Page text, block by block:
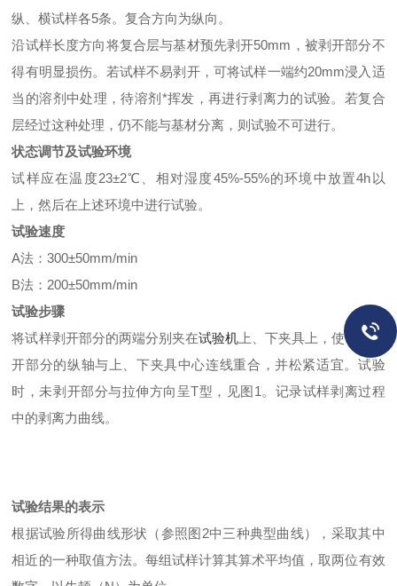
纵、横试样各5条。复合方向为纵向。
沿试样长度方向将复合层与基材预先剥开50mm，被剥开部分不
得有明显损伤。若试样不易剥开，可将试样一端约20mm浸入适
当的溶剂中处理，待溶剂*挥发，再进行剥离力的试验。若复合
层经过这种处理，仍不能与基材分离，则试验不可进行。
状态调节及试验环境
试样应在温度23±2℃、相对湿度45%-55%的环境中放置4h以
上，然后在上述环境中进行试验。
试验速度
A法：300±50mm/min
B法：200±50mm/min
试验步骤
将试样剥开部分的两端分别夹在试验机 上、下夹具上，使试样剥
开部分的纵轴与上、下夹具中心连线重合，并松紧适宜。试验
时，未剥开部分与拉伸方向呈T型，见图1。记录试样剥离过程
中的剥离力曲线。
试验结果的表示
根据试验所得曲线形状（参照图2中三种典型曲线），采取其中
相近的一种取值方法。每组试样计算其算术平均值，取两位有效